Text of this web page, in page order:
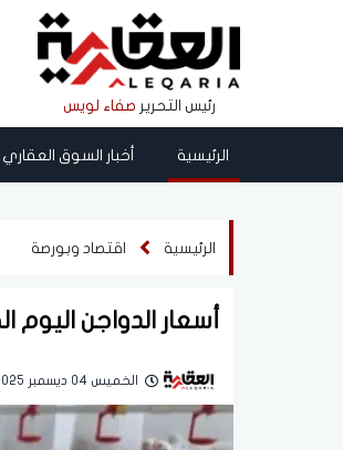
رئيس التحرير صفاء لويس
الرئيسية أخبار السوق العقاري
الرئيسية اقتصاد وبورصة
أسعار الدواجن اليوم الخميس 4
الخميس 04 ديسمبر 2025 | 07:50 صباحاً